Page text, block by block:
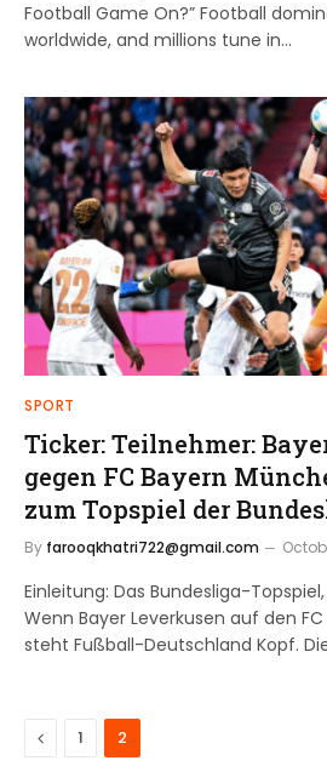
Football Game On?” Football
worldwide, and millions tune in…
SPORT
Ticker: Teilnehmer:
gegen FC Bayern
zum Topspiel der
By farooqkhatri722@gmail.com
Einleitung: Das Bundesliga-
Wenn Bayer Leverkusen auf den
steht Fußball-Deutschland Kopf.
Previous
1 2